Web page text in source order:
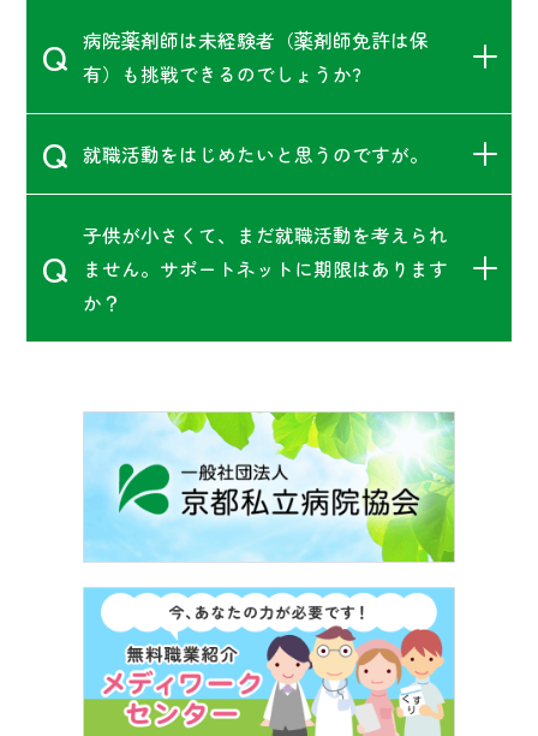
Q 病院薬剤師は未経験者（薬剤師免許は保
有）も挑戦できるのでしょうか?
Q 就職活動をはじめたいと思うのですが。
Q
子供が小さくて、まだ就職活動を考えられ
ません。サポートネットに期限はあります
か？